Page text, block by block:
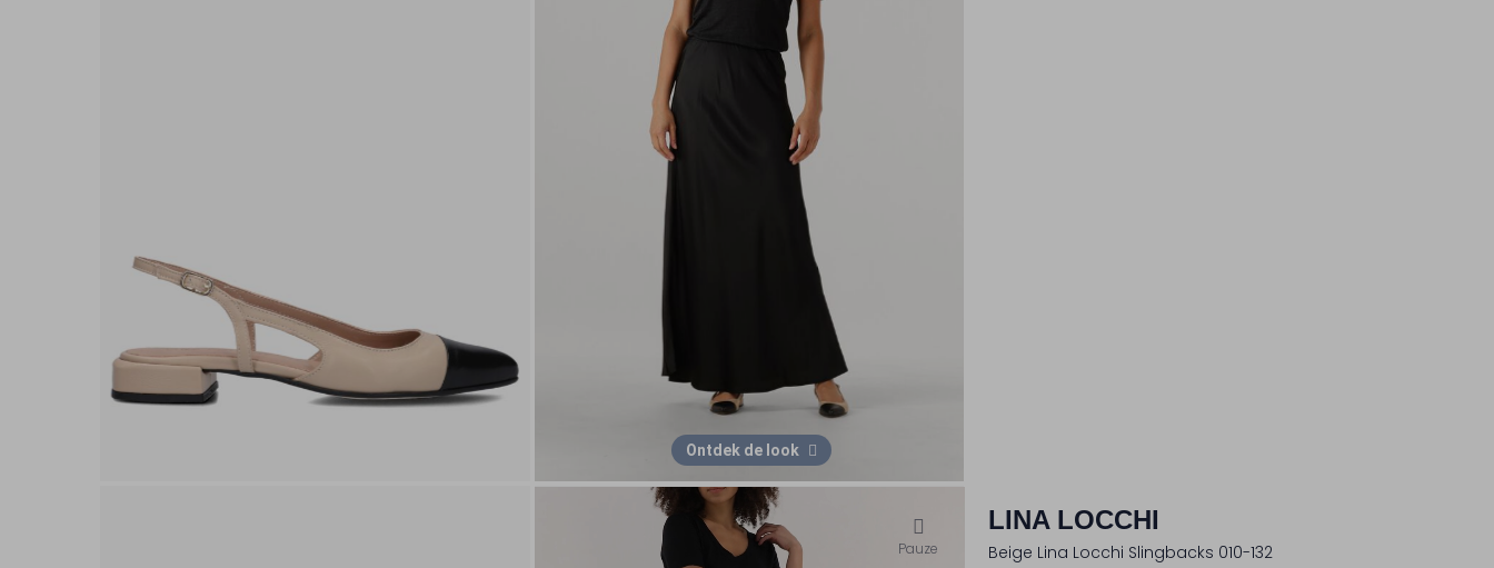
Ontdek de look
Pauze
LINA LOCCHI
Beige Lina Locchi Slingbacks 010-132